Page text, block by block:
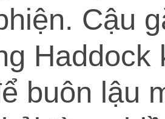
Cậu
buôn lậu